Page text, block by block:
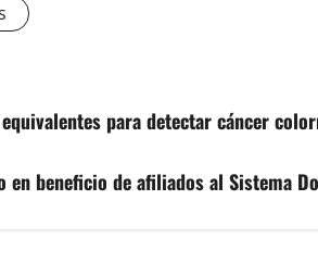
para detectar cáncer
beneficio de afiliados al Sistema